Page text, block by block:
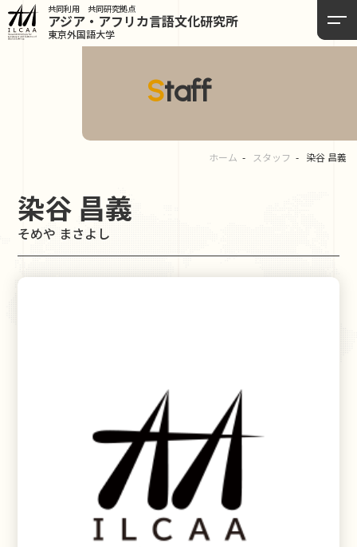
共同利用 共同研究拠点
アジア・アフリカ言語文化研究所
東京外国語大学
Staff
ホーム スタッフ 染谷 昌義
染谷 昌義
そめや まさよし